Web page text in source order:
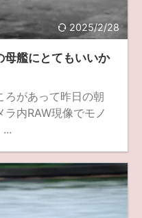
2025/2/28
艦にとてもいいか
ろがあって昨日の朝
内RAW現像でモノ